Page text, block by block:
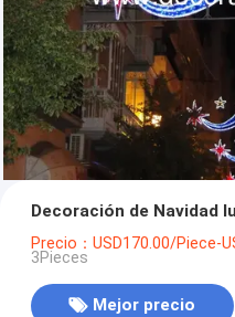
Decoración de Navidad
Precio：USD170.00/Piece-
3Pieces
Mejor precio